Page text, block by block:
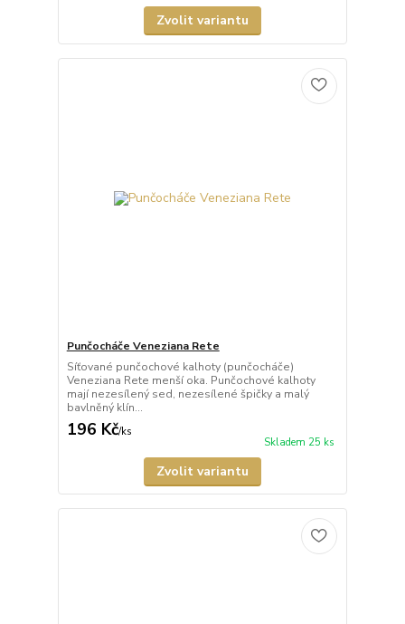
Zvolit variantu
Punčocháče Veneziana Rete
Síťované punčochové kalhoty (punčocháče)
Veneziana Rete menší oka. Punčochové kalhoty
mají nezesílený sed, nezesílené špičky a malý
bavlněný klín...
196 Kč/ks
Skladem 25 ks
Zvolit variantu